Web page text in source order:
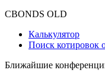
CBONDS OLD
Калькулятор
Поиск котировок
Ближайшие